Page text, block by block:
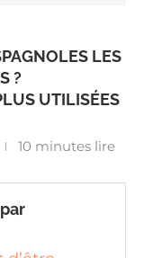
LES
?
UTILISÉES
10 minutes lire